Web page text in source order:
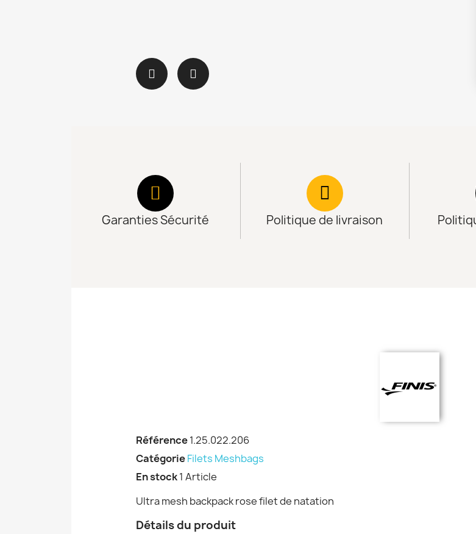
Garanties Sécurité Politique de livraison
Référence1.25.022.206
CatégorieFilets Meshbags
En stock1 Article
Ultra mesh backpack rose filet de natation
Détails du produit